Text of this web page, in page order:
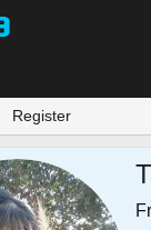
Register